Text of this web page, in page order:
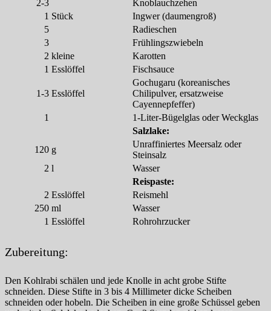
2-3
Knoblauchzehen
1 Stück
Ingwer (daumengroß)
5
Radieschen
3
Frühlingszwiebeln
2 kleine
Karotten
1 Esslöffel Fischsauce
1-3 Esslöffel
Gochugaru (koreanisches
Chilipulver, ersatzweise
Cayennepfeffer)
1
1-Liter-Bügelglas oder Weckglas
Salzlake:
120 g
Unraffiniertes Meersalz oder
Steinsalz
2 l
Wasser
Reispaste:
2 Esslöffel
Reismehl
250 ml
Wasser
1 Esslöffel Rohrohrzucker
Zubereitung:
Den Kohlrabi schälen und jede Knolle in acht grobe Stifte
schneiden. Diese Stifte in 3 bis 4 Millimeter dicke Scheiben
schneiden oder hobeln. Die Scheiben in eine große Schüssel geben